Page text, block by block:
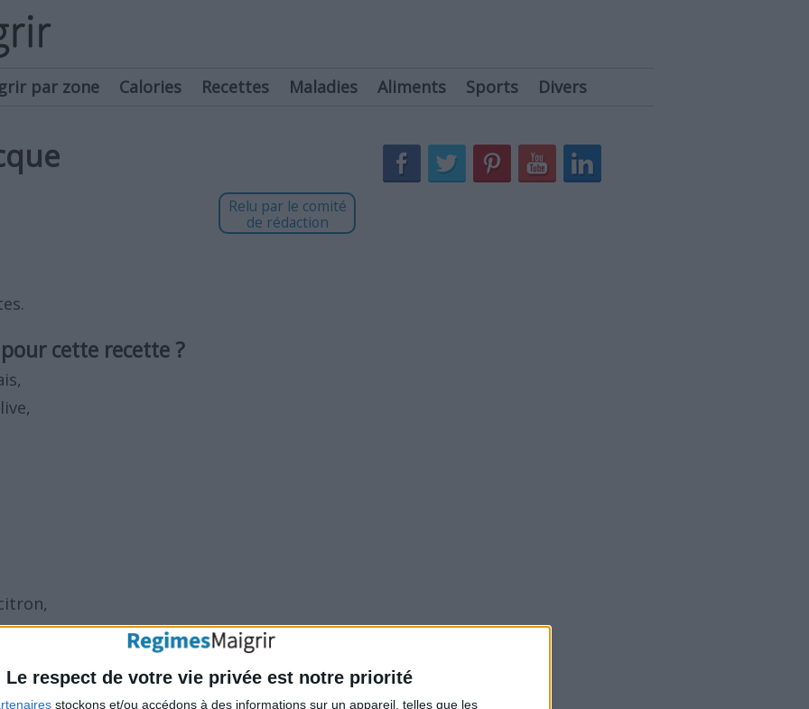
Le respect de votre vie privée est notre priorité
stockons et/ou accédons à des informations sur un appareil, telles que les
par zone Calories Recettes Maladies Aliments Sports Divers
Relu par le comité
de rédaction
cette recette ?